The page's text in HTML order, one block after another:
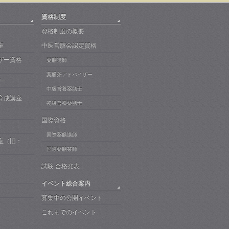
ー資格
成講座
（旧：
資格制度
資格制度の概要
中医営膳会認定資格
薬膳講師
薬膳茶アドバイザー
中級営養薬膳士
初級営養薬膳士
国際資格
国際薬膳講師
国際薬膳茶師
試験 合格発表
イベント総合案内
募集中の公開イベント
これまでのイベント